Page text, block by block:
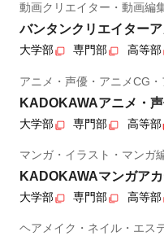
動画クリエイター・動画編
バンタンクリエイター
大学部 専門部 高等部
アニメ・声優・アニメCG
KADOKAWAアニメ・
大学部 専門部 高等部
マンガ・イラスト・マンガ
KADOKAWAマンガア
大学部 専門部 高等部
ヘアメイク・ネイル・エス